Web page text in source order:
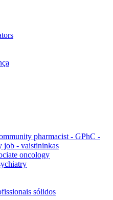
pharmacist - GPhC -
job - vaistininkas
oncology
sólidos